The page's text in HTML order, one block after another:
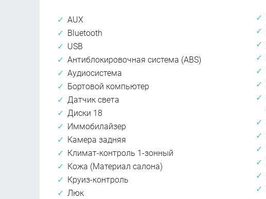
AUX
Bluetooth
USB
Антиблокировочная система (ABS)
Аудиосистема
Бортовой компьютер
Датчик света
Диски 18
Иммобилайзер
Камера задняя
Климат-контроль 1-зонный
Кожа (Материал салона)
Круиз-контроль
Люк